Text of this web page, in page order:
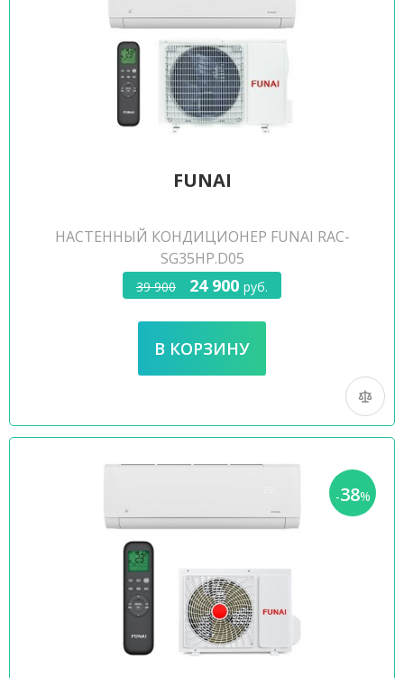
FUNAI
НАСТЕННЫЙ КОНДИЦИОНЕР FUNAI RAC-
SG35HP.D05
39 900 24 900 руб.
-38%